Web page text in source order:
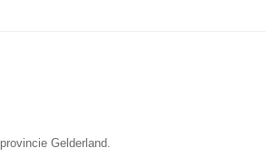
Gelderland.